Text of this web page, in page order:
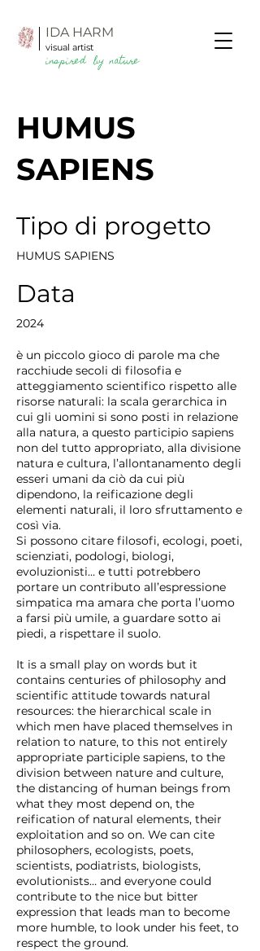
IDA HARM
visual artist
inspired by nature
HUMUS
SAPIENS
Tipo di progetto
HUMUS SAPIENS
Data
2024
è un piccolo gioco di parole ma che
racchiude secoli di filosofia e
atteggiamento scientifico rispetto alle
risorse naturali: la scala gerarchica in
cui gli uomini si sono posti in relazione
alla natura, a questo participio sapiens
non del tutto appropriato, alla divisione
natura e cultura, l’allontanamento degli
esseri umani da ciò da cui più
dipendono, la reificazione degli
elementi naturali, il loro sfruttamento e
così via.
Si possono citare filosofi, ecologi, poeti,
scienziati, podologi, biologi,
evoluzionisti… e tutti potrebbero
portare un contributo all’espressione
simpatica ma amara che porta l’uomo
a farsi più umile, a guardare sotto ai
piedi, a rispettare il suolo.
It is a small play on words but it
contains centuries of philosophy and
scientific attitude towards natural
resources: the hierarchical scale in
which men have placed themselves in
relation to nature, to this not entirely
appropriate participle sapiens, to the
division between nature and culture,
the distancing of human beings from
what they most depend on, the
reification of natural elements, their
exploitation and so on. We can cite
philosophers, ecologists, poets,
scientists, podiatrists, biologists,
evolutionists… and everyone could
contribute to the nice but bitter
expression that leads man to become
more humble, to look under his feet, to
respect the ground.